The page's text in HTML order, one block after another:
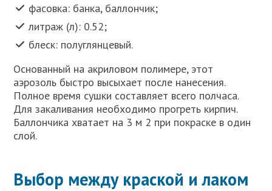
фасовка: банка, баллончик;
литраж (л): 0.52;
блеск: полуглянцевый.
Основанный на акриловом полимере, этот
аэрозоль быстро высыхает после нанесения.
Полное время сушки составляет всего полчаса.
Для закаливания необходимо прогреть кирпич.
Баллончика хватает на 3 м 2 при покраске в один
слой.
Выбор между краской и лаком